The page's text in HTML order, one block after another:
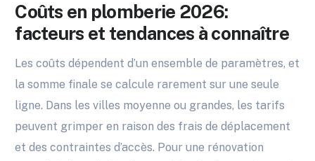
Coûts en plomberie 2026:
facteurs et tendances à connaître
Les coûts dépendent d’un ensemble de paramètres, et
la somme finale se calcule rarement sur une seule
ligne. Dans les villes moyenne ou grandes, les tarifs
peuvent grimper en raison des frais de déplacement
et des contraintes d’accès. Pour une rénovation